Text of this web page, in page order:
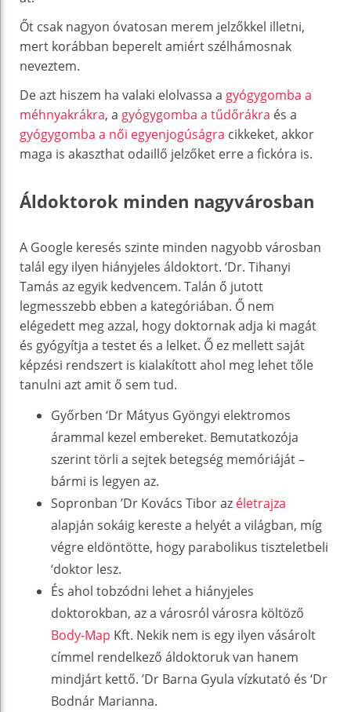
Őt csak nagyon óvatosan merem jelzőkkel illetni,
mert korábban beperelt amiért szélhámosnak
neveztem.
De azt hiszem ha valaki elolvassa a gyógygomba a
méhnyakrákra, a gyógygomba a tűdőrákra és a
gyógygomba a női egyenjogúságra cikkeket, akkor
maga is akaszthat odaillő jelzőket erre a fickóra is.
Áldoktorok minden nagyvárosban
A Google keresés szinte minden nagyobb városban
talál egy ilyen hiányjeles áldoktort. ‘Dr. Tihanyi
Tamás az egyik kedvencem. Talán ő jutott
legmesszebb ebben a kategóriában. Ő nem
elégedett meg azzal, hogy doktornak adja ki magát
és gyógyítja a testet és a lelket. Ő ez mellett saját
képzési rendszert is kialakított ahol meg lehet tőle
tanulni azt amit ő sem tud.
Győrben ‘Dr Mátyus Gyöngyi elektromos
árammal kezel embereket. Bemutatkozója
szerint törli a sejtek betegség memóriáját –
bármi is legyen az.
Sopronban ’Dr Kovács Tibor az életrajza
alapján sokáig kereste a helyét a világban, míg
végre eldöntötte, hogy parabolikus tiszteletbeli
‘doktor lesz.
És ahol tobzódni lehet a hiányjeles
doktorokban, az a városról városra költöző
Body-Map Kft. Nekik nem is egy ilyen vásárolt
címmel rendelkező áldoktoruk van hanem
mindjárt kettő. ’Dr Barna Gyula vízkutató és ‘Dr
Bodnár Marianna.